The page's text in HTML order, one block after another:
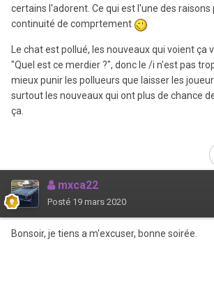
certains l'adorent. Ce qui est l'une des
continuité de comprtement
Le chat est pollué, les nouveaux qui voient ça
"Quel est ce merdier ?", donc le /i n'est pas
mieux punir les pollueurs que laisser les
surtout les nouveaux qui ont plus de chance
ça.
mxca22
Posté 19 mars 2020
Bonsoir, je tiens a m'excuser, bonne soirée.